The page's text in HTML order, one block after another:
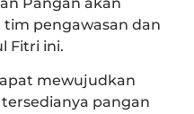
pengawasan dan
Fitri ini.
mewujudkan
pangan